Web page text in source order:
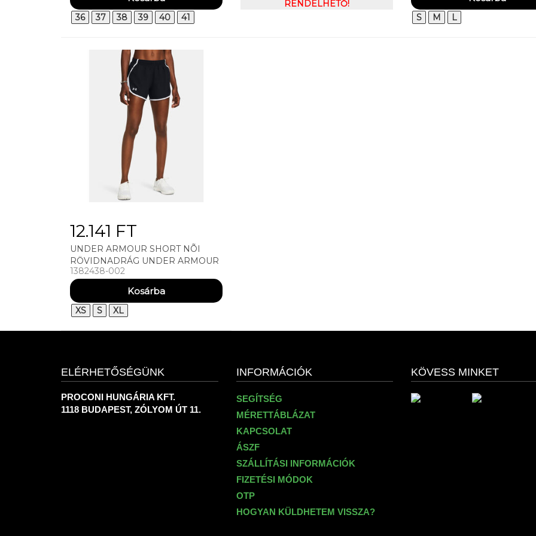
36 37 38 39 40 41
RENDELHETŐ!
S M L
12.141 FT
UNDER ARMOUR SHORT NÕI
RÖVIDNADRÁG UNDER ARMOUR
UA FLY BY 3'' SHORTS
1382438-002
XS S XL
ELÉRHETŐSÉGÜNK
PROCONI HUNGÁRIA KFT.
1118 BUDAPEST, ZÓLYOM ÚT 11.
INFORMÁCIÓK
SEGÍTSÉG
MÉRETTÁBLÁZAT
KAPCSOLAT
ÁSZF
SZÁLLÍTÁSI INFORMÁCIÓK
FIZETÉSI MÓDOK
OTP
HOGYAN KÜLDHETEM VISSZA?
KÖVESS MINKET